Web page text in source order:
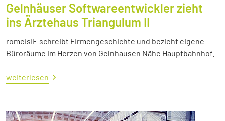
Gelnhäuser Softwareentwickler zieht
ins Ärztehaus Triangulum II
romeisIE schreibt Firmengeschichte und bezieht eigene
Büroräume im Herzen von Gelnhausen Nähe Hauptbahnhof.
weiterlesen